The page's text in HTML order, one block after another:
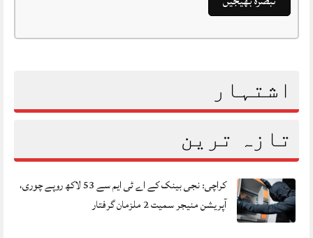
اشتہار
تازہ ترین
کراچی: نجی بینک کے اے ٹی ایم سے 53 لاکھ روپے چوری،
آپریشن منیجر سمیت 2 ملزمان گرفتار